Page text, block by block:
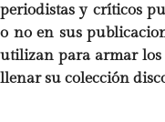
periodistas y críticos
o no en sus
utilizan para armar los
llenar su colección